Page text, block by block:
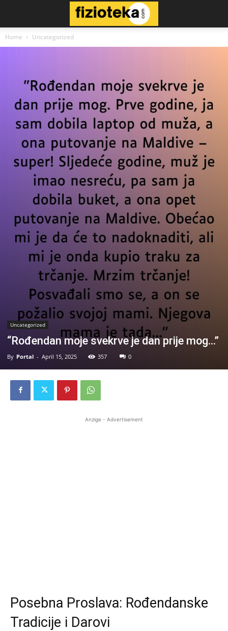
Home Uncategorized
Uncategorized
“Rođendan moje svekrve je dan prije mog…”
By Portal - April 15, 2025 357 0
Anzige - Advertisement
Posebna Proslava: Rođendanske
Tradicije i Darovi